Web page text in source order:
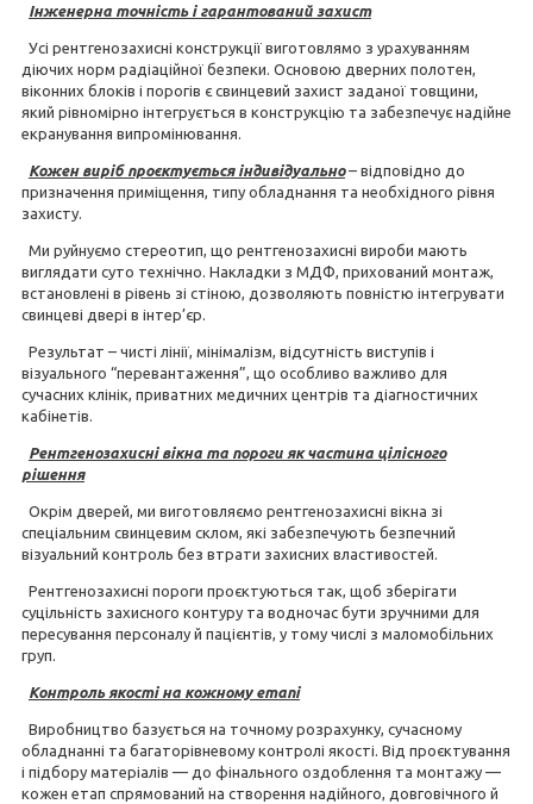
Інженерна точність і гарантований захист
Усі рентгенозахисні конструкції виготовлямо з урахуванням
діючих норм радіаційної безпеки. Основою дверних полотен,
віконних блоків і порогів є свинцевий захист заданої товщини,
який рівномірно інтегрується в конструкцію та забезпечує надійне
екранування випромінювання.
Кожен виріб проєктується індивідуально– відповідно до
призначення приміщення, типу обладнання та необхідного рівня
захисту.
Ми руйнуємо стереотип, що рентгенозахисні вироби мають
виглядати суто технічно. Накладки з МДФ, прихований монтаж,
встановлені в рівень зі стіною, дозволяють повністю інтегрувати
свинцеві двері в інтер’єр.
Результат – чисті лінії, мінімалізм, відсутність виступів і
візуального “перевантаження”, що особливо важливо для
сучасних клінік, приватних медичних центрів та діагностичних
кабінетів.
Рентгенозахисні вікна та пороги як частина цілісного
рішення
Окрім дверей, ми виготовляємо рентгенозахисні вікна зі
спеціальним свинцевим склом, які забезпечують безпечний
візуальний контроль без втрати захисних властивостей.
Рентгенозахисні пороги проєктуються так, щоб зберігати
суцільність захисного контуру та водночас бути зручними для
пересування персоналу й пацієнтів, у тому числі з маломобільних
груп.
Контроль якості на кожному етапі
Виробництво базується на точному розрахунку, сучасному
обладнанні та багаторівневому контролі якості. Від проєктування
і підбору матеріалів — до фінального оздоблення та монтажу —
кожен етап спрямований на створення надійного, довговічного й